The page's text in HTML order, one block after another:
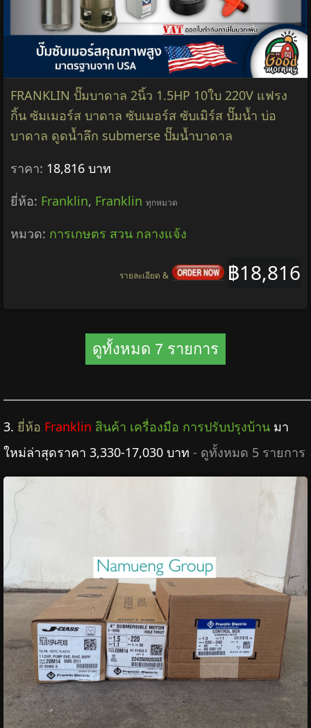
FRANKLIN ปั๊มบาดาล 2นิ้ว 1.5HP 10ใบ 220V แฟรง
กิ้น ซัมเมอร์ส บาดาล ซับเมอร์ส ซับเมิร์ส ปั๊มน้ำ บ่อ
บาดาล ดูดน้ำลึก submerse ปั๊มน้ำบาดาล
ราคา: 18,816 บาท
ยี่ห้อ: Franklin, Franklin ทุกหมวด
หมวด: การเกษตร สวน กลางแจ้ง
฿18,816
รายละเอียด &
ดูทั้งหมด 7 รายการ
3. ยี่ห้อ Franklin สินค้า เครื่องมือ การปรับปรุงบ้าน มา
ใหม่ล่าสุดราคา 3,330-17,030 บาท - ดูทั้งหมด 5 รายการ